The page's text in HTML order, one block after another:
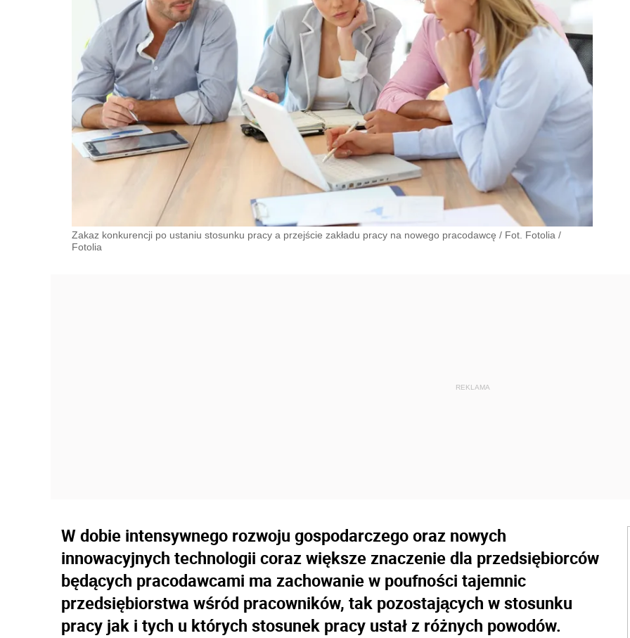
Zakaz konkurencji po ustaniu stosunku pracy a przejście zakładu pracy na nowego pracodawcę / Fot. Fotolia /
Fotolia
W dobie intensywnego rozwoju gospodarczego oraz nowych
innowacyjnych technologii coraz większe znaczenie dla przedsiębiorców
będących pracodawcami ma zachowanie w poufności tajemnic
przedsiębiorstwa wśród pracowników, tak pozostających w stosunku
pracy jak i tych u których stosunek pracy ustał z różnych powodów.